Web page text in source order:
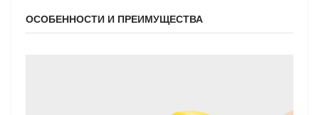
ОСОБЕННОСТИ И ПРЕИМУЩЕСТВА